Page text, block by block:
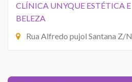
CLÍNICA UNYQUE ESTÉTICA E
BELEZA
Rua Alfredo pujol Santana Z/N